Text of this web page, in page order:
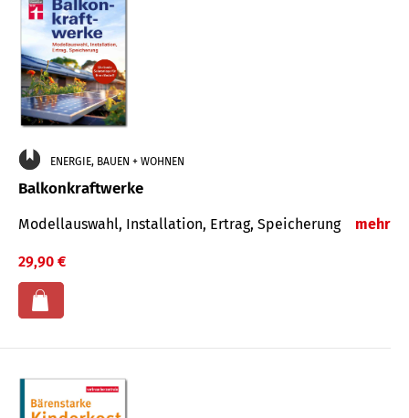
ENERGIE, BAUEN + WOHNEN
Balkonkraftwerke
Modellauswahl, Installation, Ertrag, Speicherung mehr
29,90 €